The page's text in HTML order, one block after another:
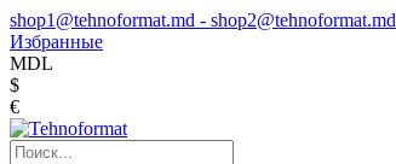
shop1@tehnoformat.md - shop2@tehnoformat.md
Избранные
MDL
$
€